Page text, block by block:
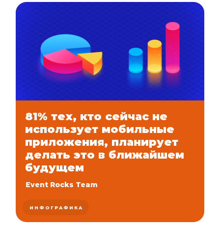
81% тех, кто сейчас не
использует мобильные
приложения, планирует
делать это в ближайшем
будущем
Event Rocks Team
ИНФОГРАФИКА